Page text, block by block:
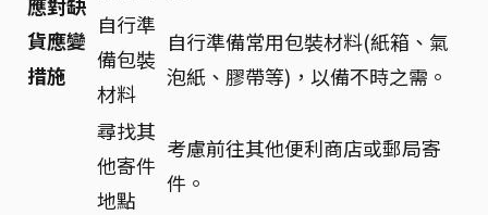
貨應變
措施
自行準
備包裝
材料
自行準備常用包裝材料(紙箱、氣
泡紙、膠帶等)，以備不時之需。
尋找其
他寄件
地點
考慮前往其他便利商店或郵局寄
件。